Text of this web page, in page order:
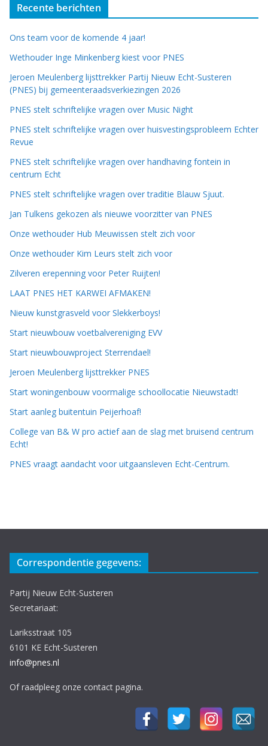
Recente berichten
Ons team voor de komende 4 jaar!
Wethouder Inge Minkenberg kiest voor PNES
Jeroen Meulenberg lijsttrekker Partij Nieuw Echt-Susteren
(PNES) bij gemeenteraadsverkiezingen 2026
PNES stelt schriftelijke vragen over Music Night
PNES stelt schriftelijke vragen over huisvestingsprobleem Echter
Revue
PNES stelt schriftelijke vragen over handhaving fontein in
centrum Echt
PNES stelt schriftelijke vragen over traditie Blauw Sjuut.
Jan Tulkens gekozen als nieuwe voorzitter van PNES
Onze wethouder Hub Meuwissen stelt zich voor
Onze wethouder Kim Leurs stelt zich voor
Zilveren erepenning voor Peter Ruijten!
LAAT PNES HET KARWEI AFMAKEN!
Nieuw kunstgrasveld voor Slekkerboys!
Start nieuwbouw voetbalvereniging EVV
Start nieuwbouwproject Sterrendael!
Jeroen Meulenberg lijsttrekker PNES
Start woningenbouw voormalige schoollocatie Nieuwstadt!
Start aanleg buitentuin Peijerhoaf!
College van B& W pro actief aan de slag met bruisend centrum
Echt!
PNES vraagt aandacht voor uitgaansleven Echt-Centrum.
Correspondentie gegevens:
Partij Nieuw Echt-Susteren
Secretariaat:
Lariksstraat 105
6101 KE Echt-Susteren
info@pnes.nl
Of raadpleeg onze contact pagina.